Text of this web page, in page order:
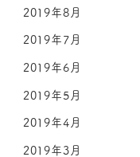
2019年8月
2019年7月
2019年6月
2019年5月
2019年4月
2019年3月